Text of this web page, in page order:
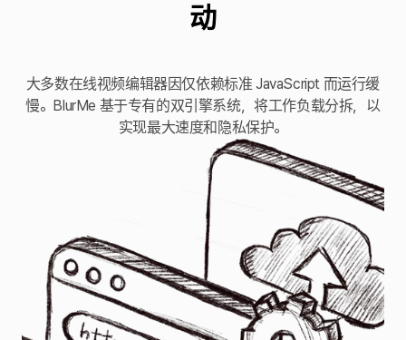
动
大多数在线视频编辑器因仅依赖标准 JavaScript 而运行缓
慢。BlurMe 基于专有的双引擎系统，将工作负载分拆，以
实现最大速度和隐私保护。